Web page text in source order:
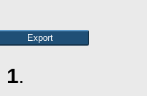
1.